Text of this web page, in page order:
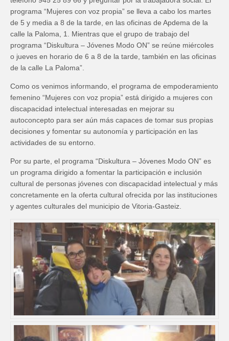
programa “Mujeres con voz propia” se lleva a cabo los martes
de 5 y media a 8 de la tarde, en las oficinas de Apdema de la
calle la Paloma, 1. Mientras que el grupo de trabajo del
programa “Diskultura – Jóvenes Modo ON” se reúne miércoles
o jueves en horario de 6 a 8 de la tarde, también en las oficinas
de la calle La Paloma”.
Como os venimos informando, el programa de empoderamiento
femenino “Mujeres con voz propia” está dirigido a mujeres con
discapacidad intelectual interesadas en mejorar su
autoconcepto para ser aún más capaces de tomar sus propias
decisiones y fomentar su autonomía y participación en las
actividades de su entorno.
Por su parte, el programa “Diskultura – Jóvenes Modo ON” es
un programa dirigido a fomentar la participación e inclusión
cultural de personas jóvenes con discapacidad intelectual y más
concretamente en la oferta cultural ofrecida por las instituciones
y agentes culturales del municipio de Vitoria-Gasteiz.